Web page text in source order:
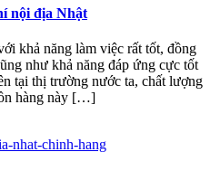
nội địa Nhật
khả năng làm việc rất tốt, đồng
như khả năng đáp ứng cực tốt
tại thị trường nước ta, chất lượng
hàng này […]